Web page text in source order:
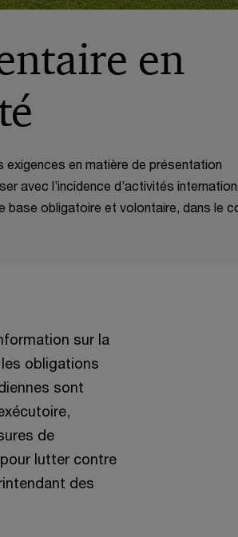
en
exigences en matière de présentation
avec l’incidence d’activités
base obligatoire et volontaire, dans le
sur la
obligations
sont
de
lutter contre
des